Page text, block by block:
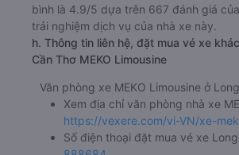
bình là 4.9/5 dựa trên 667 đánh giá
trải nghiệm dịch vụ của nhà xe này.
h. Thông tin liên hệ, đặt mua vé xe
Cần Thơ MEKO Limousine
Văn phòng xe MEKO Limousine ở
Xem địa chỉ văn phòng nhà xe
https://vexere.com/vi-VN/xe-
Số điện thoại đặt mua vé xe